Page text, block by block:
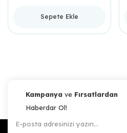
Sepete Ekle
Kampanya ve Fırsatlardan
Haberdar Ol!